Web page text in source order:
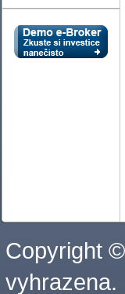
Copyright
vyhrazena.